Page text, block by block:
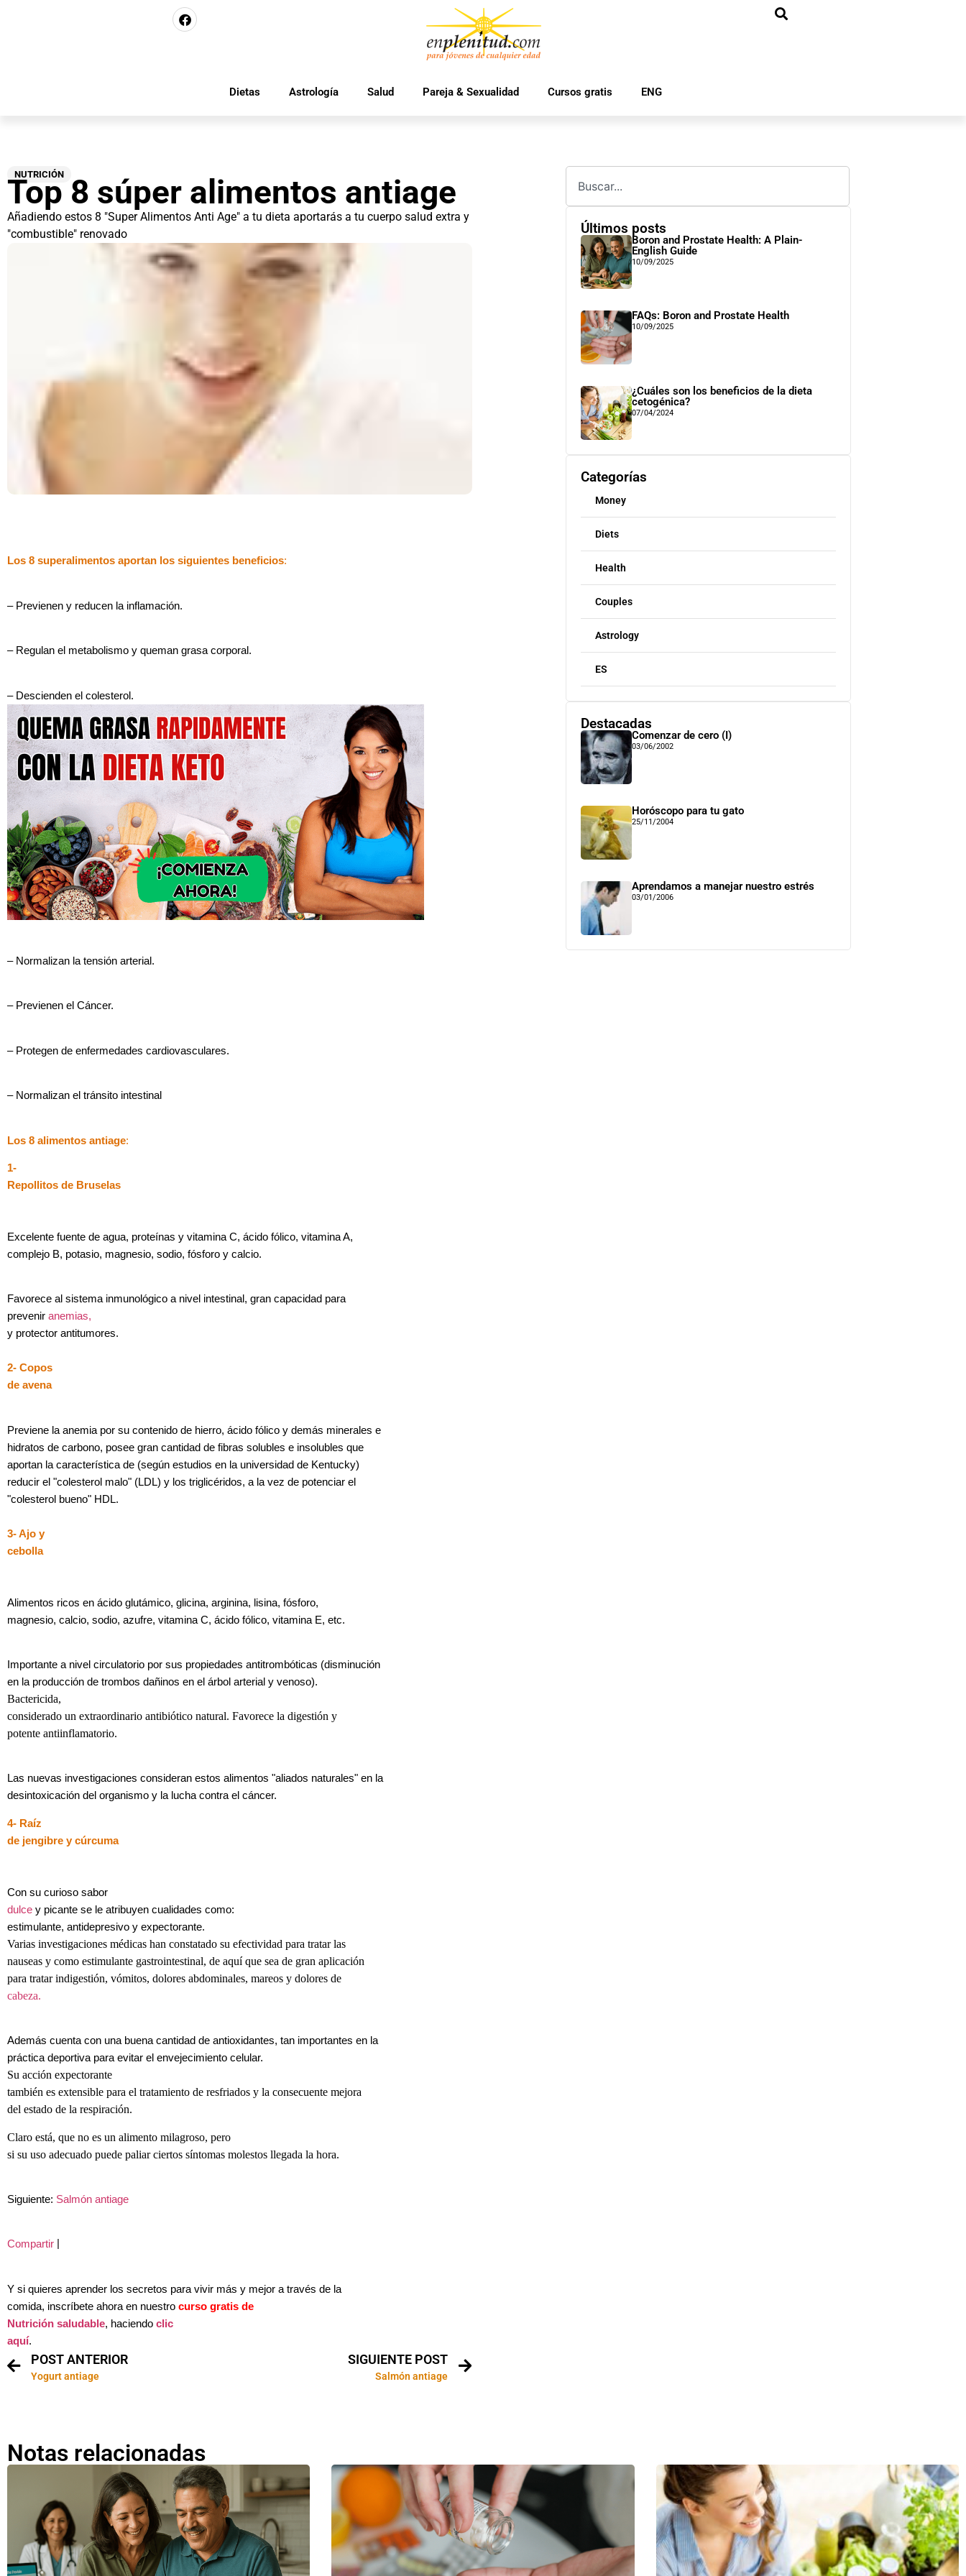
Dietas Astrología Salud Pareja & Sexualidad Cursos gratis ENG
NUTRICIÓN
Top 8 súper alimentos antiage
Añadiendo estos 8 "Super Alimentos Anti Age" a tu dieta aportarás a tu cuerpo salud extra y
"combustible" renovado
Los 8 superalimentos aportan los siguientes beneficios:
– Previenen y reducen la inflamación.
– Regulan el metabolismo y queman grasa corporal.
– Descienden el colesterol.
– Normalizan la tensión arterial.
– Previenen el Cáncer.
– Protegen de enfermedades cardiovasculares.
– Normalizan el tránsito intestinal
Los 8 alimentos antiage:
1-
Repollitos de Bruselas
Excelente fuente de agua, proteínas y vitamina C, ácido fólico, vitamina A,
complejo B, potasio, magnesio, sodio, fósforo y calcio.
Favorece al sistema inmunológico a nivel intestinal, gran capacidad para
prevenir anemias,
y protector antitumores.
2- Copos
de avena
Previene la anemia por su contenido de hierro, ácido fólico y demás minerales e
hidratos de carbono, posee gran cantidad de fibras solubles e insolubles que
aportan la característica de (según estudios en la universidad de Kentucky)
reducir el "colesterol malo" (LDL) y los triglicéridos, a la vez de potenciar el
"colesterol bueno" HDL.
3- Ajo y
cebolla
Alimentos ricos en ácido glutámico, glicina, arginina, lisina, fósforo,
magnesio, calcio, sodio, azufre, vitamina C, ácido fólico, vitamina E, etc.
Importante a nivel circulatorio por sus propiedades antitrombóticas (disminución
en la producción de trombos dañinos en el árbol arterial y venoso).
Bactericida,
considerado un extraordinario antibiótico natural. Favorece la digestión y
potente antiinflamatorio.
Las nuevas investigaciones consideran estos alimentos "aliados naturales" en la
desintoxicación del organismo y la lucha contra el cáncer.
4- Raíz
de jengibre y cúrcuma
Con su curioso sabor
dulce y picante se le atribuyen cualidades como:
estimulante, antidepresivo y expectorante.
Varias investigaciones médicas han constatado su efectividad para tratar las
nauseas y como estimulante gastrointestinal, de aquí que sea de gran aplicación
para tratar indigestión, vómitos, dolores abdominales, mareos y dolores de
cabeza.
Además cuenta con una buena cantidad de antioxidantes, tan importantes en la
práctica deportiva para evitar el envejecimiento celular.
Su acción expectorante
también es extensible para el tratamiento de resfriados y la consecuente mejora
del estado de la respiración.
Claro está, que no es un alimento milagroso, pero
si su uso adecuado puede paliar ciertos síntomas molestos llegada la hora.
Siguiente: Salmón antiage
Compartir
Y si quieres aprender los secretos para vivir más y mejor a través de la
comida, inscríbete ahora en nuestro curso gratis de
Nutrición saludable, haciendo clic
aquí.
POST ANTERIOR
Yogurt antiage
SIGUIENTE POST
Salmón antiage
Últimos posts
Boron and Prostate Health: A Plain-
English Guide
10/09/2025
FAQs: Boron and Prostate Health
10/09/2025
¿Cuáles son los beneficios de la dieta
cetogénica?
07/04/2024
Categorías
Money
Diets
Health
Couples
Astrology
ES
Destacadas
Comenzar de cero (I)
03/06/2002
Horóscopo para tu gato
25/11/2004
Aprendamos a manejar nuestro estrés
03/01/2006
Notas relacionadas